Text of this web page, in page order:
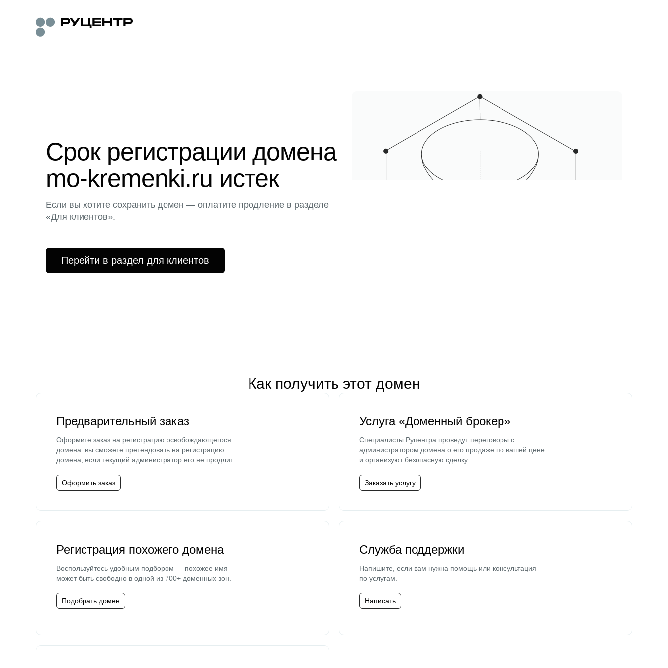
Срок регистрации домена
mo-kremenki.ru истек
Если вы хотите сохранить домен — оплатите продление в разделе
«Для клиентов».
Перейти в раздел для клиентов
Как получить этот домен
Предварительный заказ
Оформите заказ на регистрацию освобождающегося
домена: вы сможете претендовать на регистрацию
домена, если текущий администратор его не продлит.
Оформить заказ
Услуга «Доменный брокер»
Специалисты Руцентра проведут переговоры с
администратором домена о его продаже по вашей цене
и организуют безопасную сделку.
Заказать услугу
Регистрация похожего домена
Воспользуйтесь удобным подбором — похожее имя
может быть свободно в одной из 700+ доменных зон.
Подобрать домен
Служба поддержки
Напишите, если вам нужна помощь или консультация
по услугам.
Написать